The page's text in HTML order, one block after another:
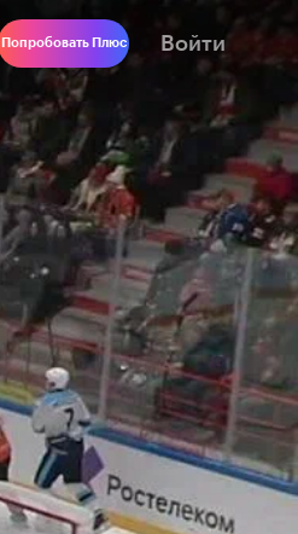
Попробовать Плюс Войти